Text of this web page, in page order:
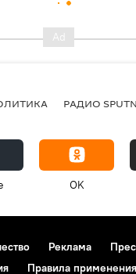
РАДИО
OK
Реклама
Правила